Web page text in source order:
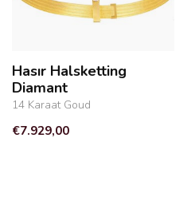
Hasır Halsketting
Diamant
14 Karaat Goud
€7.929,00